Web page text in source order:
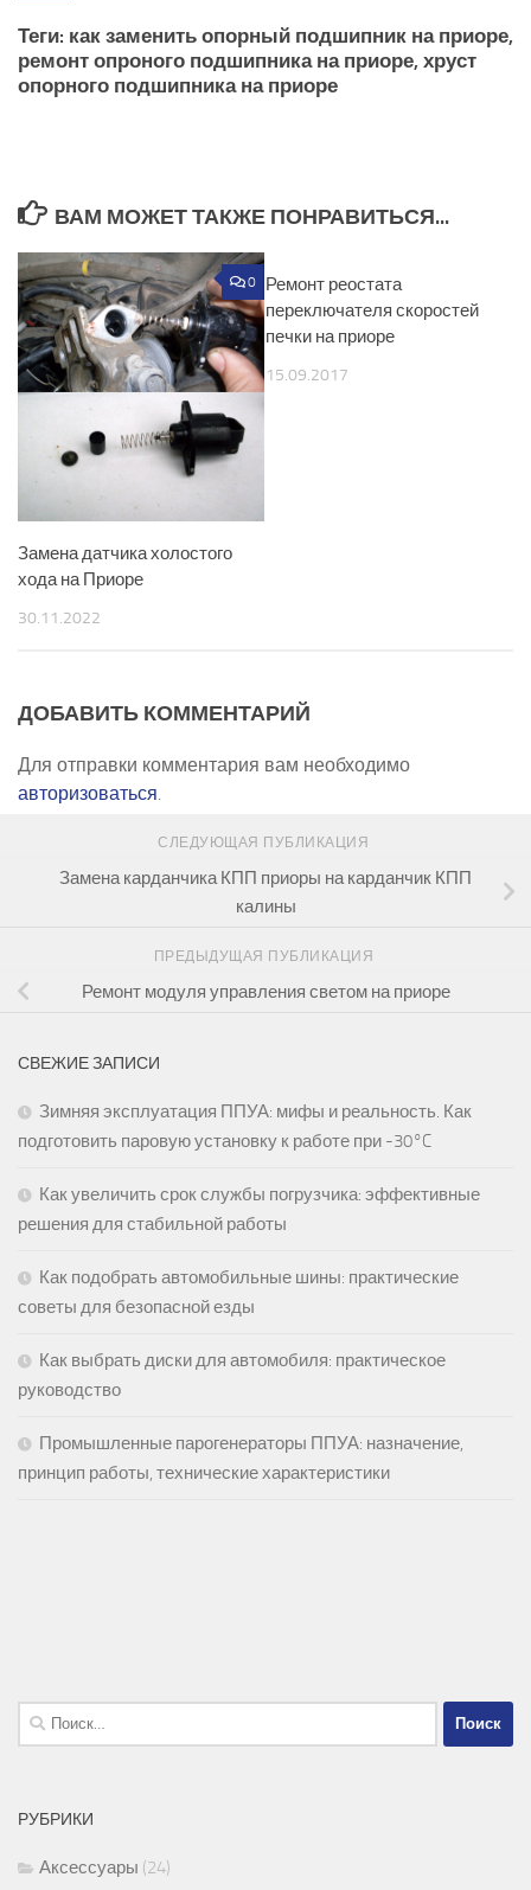
Теги: как заменить опорный подшипник на приоре,
ремонт опроного подшипника на приоре, хруст
опорного подшипника на приоре
ВАМ МОЖЕТ ТАКЖЕ ПОНРАВИТЬСЯ...
0
Замена датчика холостого
хода на Приоре
30.11.2022
Ремонт реостата
переключателя скоростей
печки на приоре
15.09.2017
ДОБАВИТЬ КОММЕНТАРИЙ
Для отправки комментария вам необходимо
авторизоваться.
СЛЕДУЮЩАЯ ПУБЛИКАЦИЯ
Замена карданчика КПП приоры на карданчик КПП
калины
ПРЕДЫДУЩАЯ ПУБЛИКАЦИЯ
Ремонт модуля управления светом на приоре
СВЕЖИЕ ЗАПИСИ
Зимняя эксплуатация ППУА: мифы и реальность. Как
подготовить паровую установку к работе при -30°C
Как увеличить срок службы погрузчика: эффективные
решения для стабильной работы
Как подобрать автомобильные шины: практические
советы для безопасной езды
Как выбрать диски для автомобиля: практическое
руководство
Промышленные парогенераторы ППУА: назначение,
принцип работы, технические характеристики
Найти:
РУБРИКИ
Аксессуары (24)